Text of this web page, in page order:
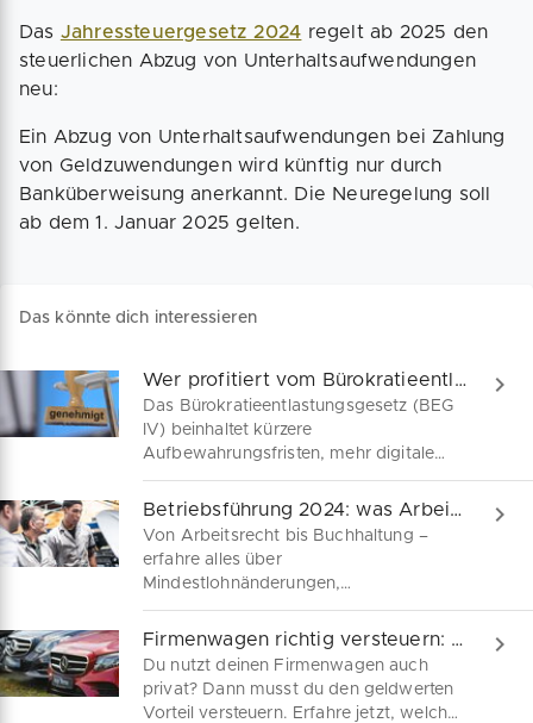
Das Jahressteuergesetz 2024 regelt ab 2025 den
steuerlichen Abzug von Unterhaltsaufwendungen
neu:
Ein Abzug von Unterhaltsaufwendungen bei Zahlung
von Geldzuwendungen wird künftig nur durch
Banküberweisung anerkannt. Die Neuregelung soll
ab dem 1. Januar 2025 gelten.
Das könnte dich interessieren
Wer profitiert vom Bürokratieentlastungsgesetz?
Das Bürokratieentlastungsgesetz (BEG
IV) beinhaltet kürzere
Aufbewahrungsfristen, mehr digitale
Prozesse und steuerliche
Vereinfachungen für Unternehmen. Lies
hier, wie dein Geschäft davon
profitieren kann und welche Kritikpunkte
es gibt.
Betriebsführung 2024: was Arbeitgeber wissen müssen
Von Arbeitsrecht bis Buchhaltung –
erfahre alles über
Mindestlohnänderungen,
Lohnsteuerabzug und neue Fördermittel
zur Fachkräftesicherung. Bleib up-to-
date und nutze die Chancen, die diese
Änderungen für dich und dein Team
bringen!
Firmenwagen richtig versteuern: So geht’s
Du nutzt deinen Firmenwagen auch
privat? Dann musst du den geldwerten
Vorteil versteuern. Erfahre jetzt, welche